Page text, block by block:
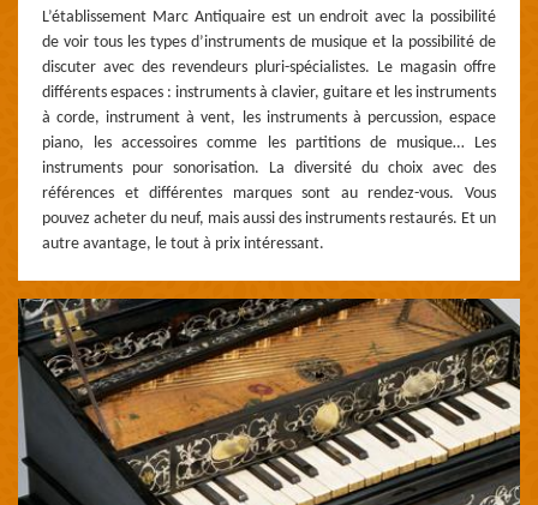
L’établissement Marc Antiquaire est un endroit avec la possibilité
de voir tous les types d’instruments de musique et la possibilité de
discuter avec des revendeurs pluri-spécialistes. Le magasin offre
différents espaces : instruments à clavier, guitare et les instruments
à corde, instrument à vent, les instruments à percussion, espace
piano, les accessoires comme les partitions de musique… Les
instruments pour sonorisation. La diversité du choix avec des
références et différentes marques sont au rendez-vous. Vous
pouvez acheter du neuf, mais aussi des instruments restaurés. Et un
autre avantage, le tout à prix intéressant.